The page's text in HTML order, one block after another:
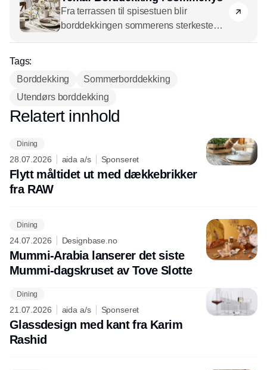
Fra terrassen til spisestuen blir
borddekkingen sommerens sterkeste
muligheter for sortiment, historiefortelling
og mersalg. I dette temaet fokuserer vi
på hvordan bordet kan forvandle
Tags:
Borddekking
Sommerborddekking
Utendørs borddekking
Annonce
Relatert innhold
Dining
28.07.2026 aida a/s Sponseret
Flytt måltidet ut med dækkebrikker
fra RAW
Dining
24.07.2026 Designbase.no
Mummi-Arabia lanserer det siste
Mummi-dagskruset av Tove Slotte
Dining
21.07.2026 aida a/s Sponseret
Glassdesign med kant fra Karim
Rashid